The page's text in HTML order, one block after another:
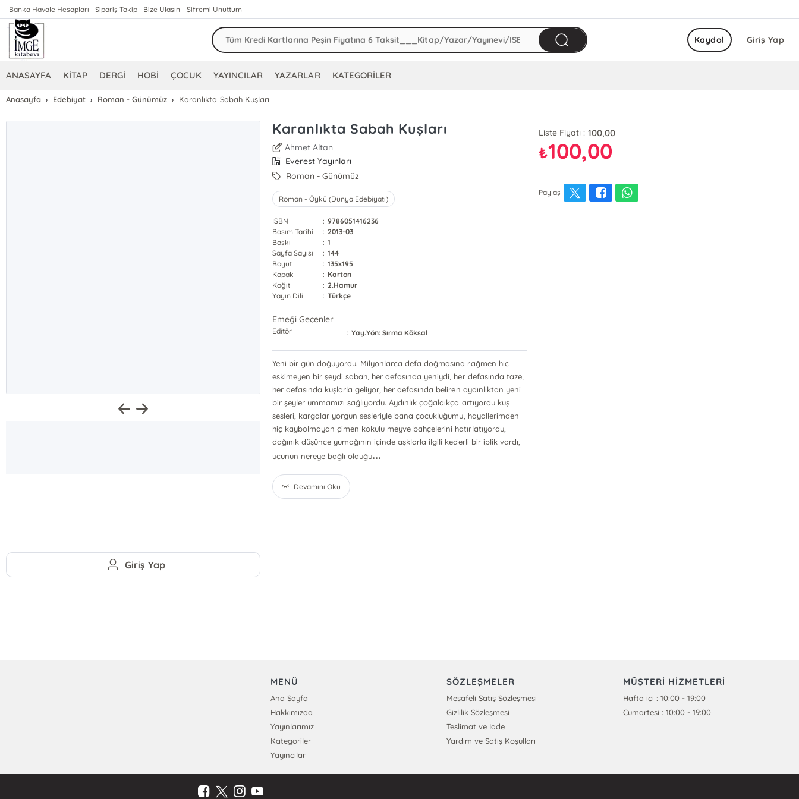
Banka Havale Hesapları Sipariş Takip Bize Ulaşın Şifremi Unuttum
Giriş Yap
Kaydol
ANASAYFA KİTAP DERGİ HOBİ ÇOCUK YAYINCILAR YAZARLAR KATEGORİLER
Anasayfa Edebiyat Roman - Günümüz Karanlıkta Sabah Kuşları
Karanlıkta Sabah Kuşları
Ahmet Altan
Everest Yayınları
Roman - Günümüz
Roman - Öykü (Dünya Edebiyatı)
ISBN : 9786051416236
Basım Tarihi
: 2013-03
Baskı
: 1
Sayfa Sayısı
: 144
Boyut
: 135x195
Kapak
: Karton
Kağıt
: 2.Hamur
Yayın Dili
: Türkçe
Emeği Geçenler
Editör : Yay.Yön: Sırma Köksal
Yeni bîr gün doğuyordu. Milyonlarca defa doğmasına rağmen hiç
eskimeyen bir şeydi sabah, her defasında yeniydi, her defasında taze,
her defasında kuşlarla geliyor, her defasında beliren aydınlıktan yeni
bir şeyler ummamızı sağlıyordu. Aydınlık çoğaldıkça artıyordu kuş
sesleri, kargalar yorgun sesleriyle bana çocukluğumu, hayallerimden
hiç kaybolmayan çimen kokulu meyve bahçelerini hatırlatıyordu,
dağınık düşünce yumağının içinde aşklarla ilgili kederli bir iplik vardı,
ucunun nereye bağlı olduğu...
Devamını Oku
Liste Fiyatı : 100,00
₺100,00
Paylaş
Giriş Yap
MENÜ
Ana Sayfa
Hakkımızda
Yayınlarımız
Kategoriler
Yayıncılar
SÖZLEŞMELER
Mesafeli Satış Sözleşmesi
Gizlilik Sözleşmesi
Teslimat ve İade
Yardım ve Satış Koşulları
MÜŞTERİ HİZMETLERİ
Hafta içi : 10:00 - 19:00
Cumartesi : 10:00 - 19:00